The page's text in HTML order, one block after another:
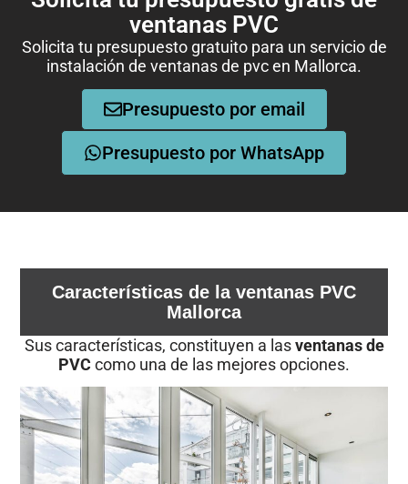
ventanas PVC
Solicita tu presupuesto gratuito para un servicio de
instalación de ventanas de pvc en Mallorca.
Presupuesto por email
Presupuesto por WhatsApp
Características de la ventanas PVC
Mallorca
Sus características, constituyen a lasventanas de
PVCcomo una de las mejores opciones.